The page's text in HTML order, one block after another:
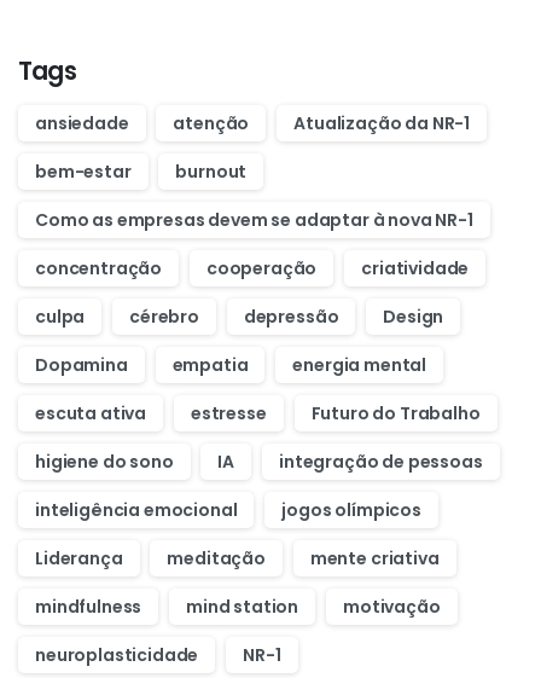
Tags
ansiedade atenção
Atualização da NR-1
bem-estar
burnout
Como as empresas devem se adaptar à nova NR-1
concentração
cooperação
criatividade
culpa
cérebro depressão
Design
Dopamina
empatia
energia mental
escuta ativa
estresse
Futuro do Trabalho
higiene do sono
IA
integração de pessoas
inteligência emocional
jogos olímpicos
Liderança
meditação
mente criativa
mindfulness
mind station
motivação
neuroplasticidade
NR-1